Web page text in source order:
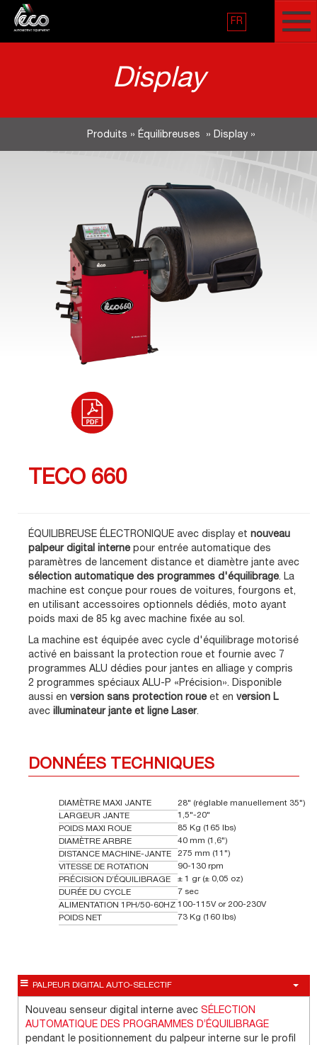
FR
Display
Produits » Équilibreuses » Display »
TECO 660
ÉQUILIBREUSE ÉLECTRONIQUE avec display et nouveau
palpeur digital interne pour entrée automatique des
paramètres de lancement distance et diamètre jante avec
sélection automatique des programmes d'équilibrage. La
machine est conçue pour roues de voitures, fourgons et,
en utilisant accessoires optionnels dédiés, moto ayant
poids maxi de 85 kg avec machine fixée au sol.
La machine est équipée avec cycle d'équilibrage motorisé
activé en baissant la protection roue et fournie avec 7
programmes ALU dédies pour jantes en alliage y compris
2 programmes spéciaux ALU-P «Précision». Disponible
aussi en version sans protection roue et en version L
avec illuminateur jante et ligne Laser.
DONNÉES TECHNIQUES
DIAMÈTRE MAXI JANTE
28" (réglable manuellement 35")
LARGEUR JANTE
1,5"-20"
POIDS MAXI ROUE
85 Kg (165 lbs)
DIAMÈTRE ARBRE
40 mm (1,6")
DISTANCE MACHINE-JANTE
275 mm (11")
VITESSE DE ROTATION
90-130 rpm
PRÉCISION D’ÉQUILIBRAGE
± 1 gr (± 0,05 oz)
DURÉE DU CYCLE
7 sec
ALIMENTATION 1PH/50-60HZ 100-115V or 200-230V
POIDS NET
73 Kg (160 lbs)
PALPEUR DIGITAL AUTO-SELECTIF
Nouveau senseur digital interne avec SÉLECTION
AUTOMATIQUE DES PROGRAMMES D’ÉQUILIBRAGE
pendant le positionnement du palpeur interne sur le profil